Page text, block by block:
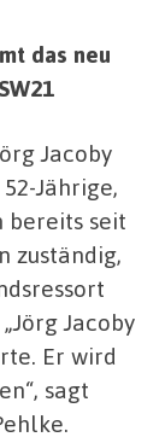
das neu
Jacoby
Jährige,
bereits seit
zuständig,
„Jörg Jacoby
Er wird
sagt